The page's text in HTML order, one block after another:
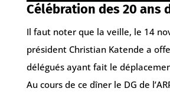
Célébration des 20 ans
Il faut noter que la veille, le 14
président Christian Katende a
délégués ayant fait le
Au cours de ce dîner le DG de